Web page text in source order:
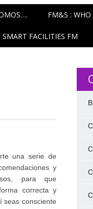
FM&S : WHO
SMART FACILITIES FM
una serie de
y
para que
correcta y
seas consciente